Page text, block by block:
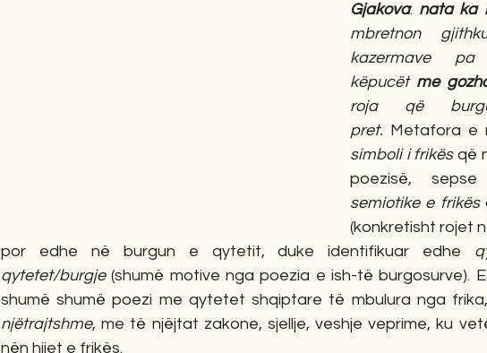
Gjakova: nata ka
mbretnon
kazermave pa
këpucët me
roja që
pret.
simboli i frikës që
poezisë,
semiotike e frikës
(konkretisht rojet
por edhe në burgun e qytetit, duke identifikuar edhe
qytetet/burgje (shumë motive nga poezia e ish-të burgosurve).
shumë shumë poezi me qytetet shqiptare të mbulura nga
njëtrajtshme, me të njëjtat zakone, sjellje, veshje veprime, ku
nën hijet e frikës.